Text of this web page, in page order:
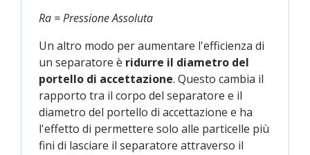
Ra = Pressione Assoluta
Un altro modo per aumentare l'efficienza di
un separatore è ridurre il diametro del
portello di accettazione. Questo cambia il
rapporto tra il corpo del separatore e il
diametro del portello di accettazione e ha
l'effetto di permettere solo alle particelle più
fini di lasciare il separatore attraverso il